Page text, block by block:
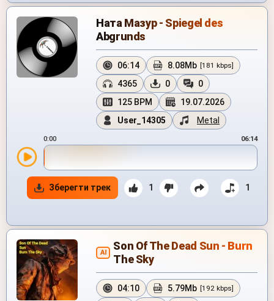
Ната Мазур - Spiegel des
Abgrunds
06:14 8.08Mb [181 kbps]
4365 0
0
125 BPM
19.07.2026
User_14305
Metal
0:00 06:14
Зберегти трек 1 1
AI
Son Of The Dead Sun - Burn
The Sky
04:10 5.79Mb [192 kbps]